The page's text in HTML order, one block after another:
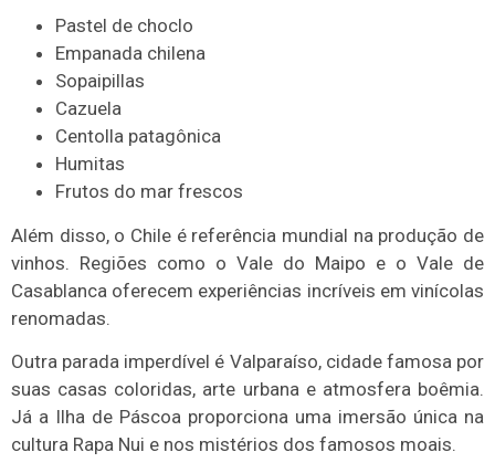
Pastel de choclo
Empanada chilena
Sopaipillas
Cazuela
Centolla patagônica
Humitas
Frutos do mar frescos
Além disso, o Chile é referência mundial na produção de
vinhos. Regiões como o Vale do Maipo e o Vale de
Casablanca oferecem experiências incríveis em vinícolas
renomadas.
Outra parada imperdível é Valparaíso, cidade famosa por
suas casas coloridas, arte urbana e atmosfera boêmia.
Já a Ilha de Páscoa proporciona uma imersão única na
cultura Rapa Nui e nos mistérios dos famosos moais.